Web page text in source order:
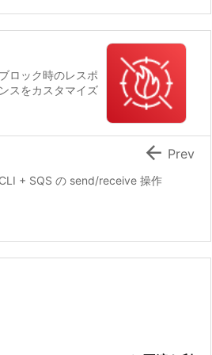
ロック時のレスポ
ンスをカスタマイズ
+ SQS の send/receive 操作
 Prev